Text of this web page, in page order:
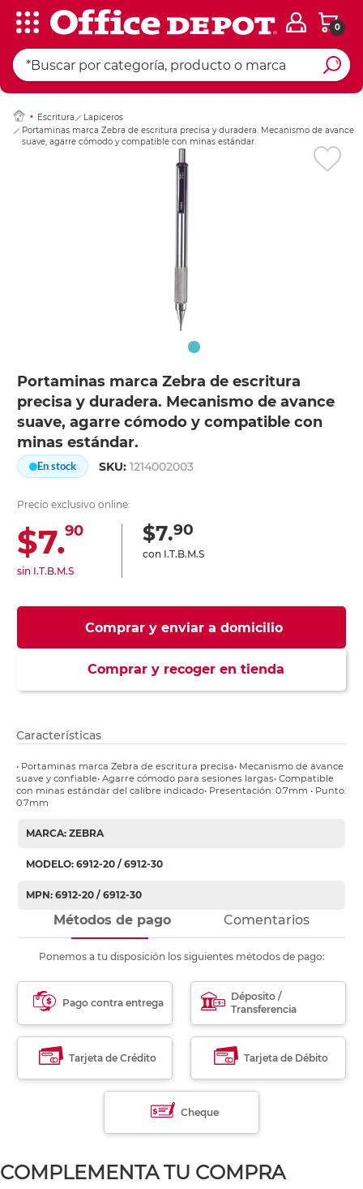
0
Escritura
Lapiceros
Portaminas marca Zebra de escritura precisa y duradera. Mecanismo de avance
suave, agarre cómodo y compatible con minas estándar.
Portaminas marca Zebra de escritura
precisa y duradera. Mecanismo de avance
suave, agarre cómodo y compatible con
minas estándar.
En stock SKU:1214002003
Precio exclusivo online:
$7.90
sin I.T.B.M.S
$7.90
con I.T.B.M.S
Comprar y enviar a domicilio
Comprar y recoger en tienda
Ingresar Codigo
Características
• Portaminas marca Zebra de escritura precisa• Mecanismo de avance
suave y confiable• Agarre cómodo para sesiones largas• Compatible
con minas estándar del calibre indicado• Presentación: 0.7mm • Punto:
0.7mm
MARCA: ZEBRA
MODELO: 6912-20 / 6912-30
MPN: 6912-20 / 6912-30
Métodos de pago Comentarios
Ponemos a tu disposición los siguientes métodos de pago:
Pago contra entrega
Déposito /
Transferencia
Tarjeta de Crédito Tarjeta de Débito
Cheque
COMPLEMENTA TU COMPRA